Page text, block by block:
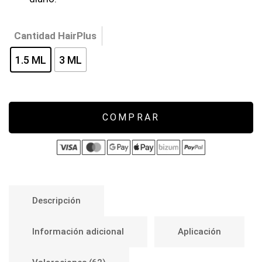
Cantidad HairPlus
1.5 ML 3 ML
COMPRAR
Descripción
Información adicional Aplicación